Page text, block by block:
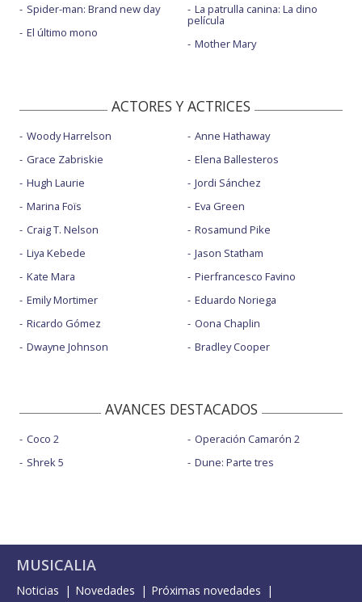
Spider-man: Brand new day
El último mono
La patrulla canina: La dino
película
Mother Mary
ACTORES Y ACTRICES
Woody Harrelson
Grace Zabriskie
Hugh Laurie
Marina Foïs
Craig T. Nelson
Liya Kebede
Kate Mara
Emily Mortimer
Ricardo Gómez
Dwayne Johnson
Anne Hathaway
Elena Ballesteros
Jordi Sánchez
Eva Green
Rosamund Pike
Jason Statham
Pierfrancesco Favino
Eduardo Noriega
Oona Chaplin
Bradley Cooper
AVANCES DESTACADOS
Coco 2
Shrek 5
Operación Camarón 2
Dune: Parte tres
MUSICALIA
Noticias Novedades
Próximas novedades